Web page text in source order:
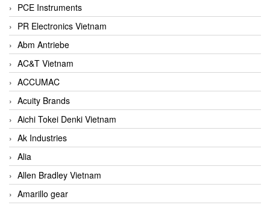
PCE Instruments
PR Electronics Vietnam
Abm Antriebe
AC&T Vietnam
ACCUMAC
Acuity Brands
Aichi Tokei Denki Vietnam
Ak Industries
Alia
Allen Bradley Vietnam
Amarillo gear